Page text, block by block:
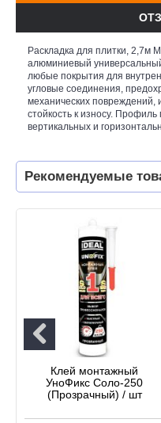
Раскладка для плитки, 2,7м
алюминиевый
любые покрытия для
угловые соединения,
механических повреждений,
стойкость к износу.
вертикальных и
Рекомендуемые
Клей монтажный
УноФикс Соло-250
(Прозрачный) / шт